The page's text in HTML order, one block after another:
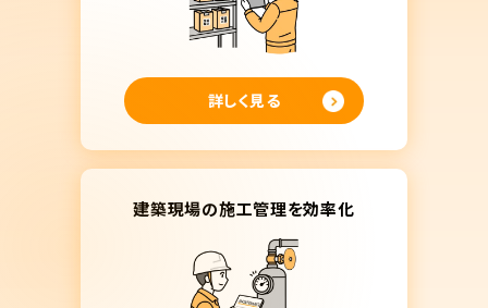
詳しく見る
建築現場の施工管理を効率化